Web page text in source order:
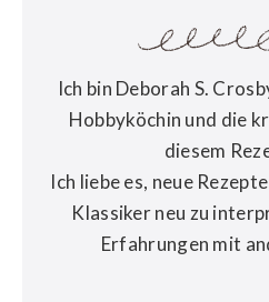
Ich bin Deborah S.
Hobbyköchin und die
diesem
Ich liebe es, neue
Klassiker neu zu
Erfahrungen mit